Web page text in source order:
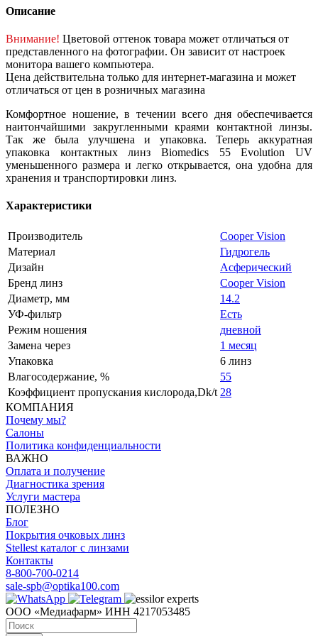
Описание
Внимание! Цветовой оттенок товара может отличаться от
представленного на фотографии. Он зависит от настроек
монитора вашего компьютера.
Цена действительна только для интернет-магазина и может
отличаться от цен в розничных магазина
Комфортное ношение, в течении всего дня обеспечивается
наитончайшими закругленными краями контактной линзы.
Так же была улучшена и упаковка. Теперь аккуратная
упаковка контактных линз Biomedics 55 Evolution UV
уменьшенного размера и легко открывается, она удобна для
хранения и транспортировки линз.
Характеристики
Производитель
Cooper Vision
Материал
Гидрогель
Дизайн
Асферический
Бренд линз
Cooper Vision
Диаметр, мм
14.2
УФ-фильтр
Есть
Режим ношения
дневной
Замена через
1 месяц
Упаковка
6 линз
Влагосодержание, %
55
Коэффициент пропускания кислорода,Dk/t 28
КОМПАНИЯ
Почему мы?
Салоны
Политика конфиденциальности
ВАЖНО
Оплата и получение
Диагностика зрения
Услуги мастера
ПОЛЕЗНО
Блог
Покрытия очковых линз
Stellest каталог с линзами
Контакты
8-800-700-0214
sale-spb@optika100.com
ООО «Медиафарм» ИНН 4217053485